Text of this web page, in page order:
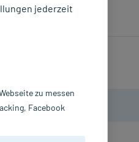
jederzeit
zu messen
Facebook